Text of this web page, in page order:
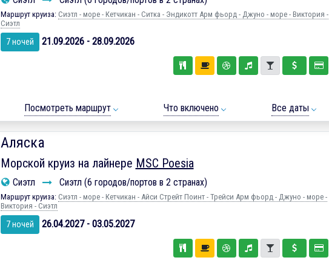
Маршрут круиза: Сиэтл - море - Кетчикан - Ситка - Эндикотт Арм фьорд - Джуно - море - Виктория -
Сиэтл
7 ночей 21.09.2026 - 28.09.2026
Посмотреть маршрут Что включено Все даты
Аляска
Морской круиз на лайнере MSC Poesia
Сиэтл Сиэтл (6 городов/портов в 2 странах)
Маршрут круиза: Сиэтл - море - Кетчикан - Айси Стрейт Поинт - Трейси Арм фьорд - Джуно - море -
Виктория - Сиэтл
7 ночей 26.04.2027 - 03.05.2027